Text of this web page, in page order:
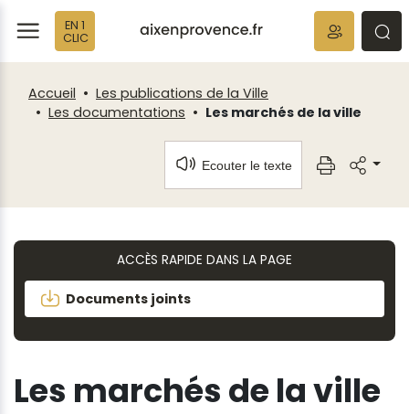
EN 1
CLIC
Accueil
Les publications de la Ville
Les documentations
Les marchés de la ville
Ecouter le texte
ACCÈS RAPIDE DANS LA PAGE
Documents joints
Les marchés de la ville
Fenêtre
de
chat
Panneau de gestion des cookies